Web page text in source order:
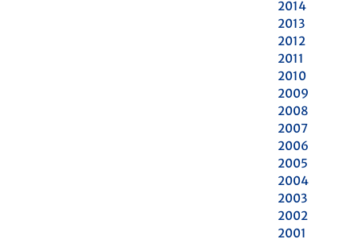
2014
2013
2012
2011
2010
2009
2008
2007
2006
2005
2004
2003
2002
2001